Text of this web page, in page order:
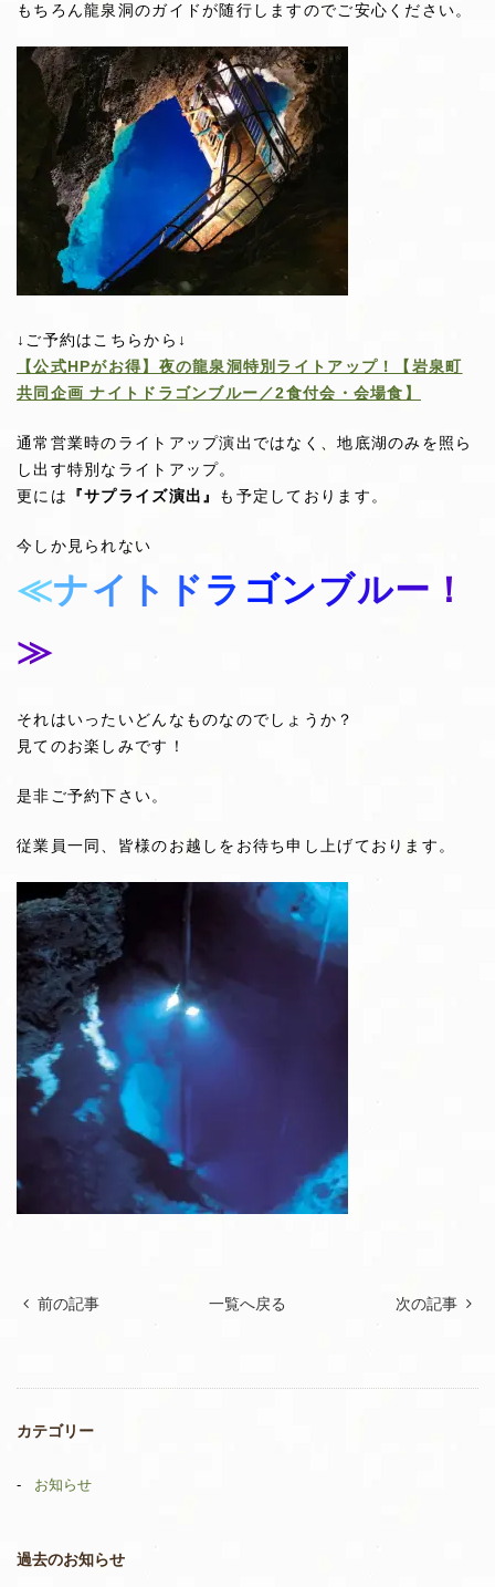
もちろん龍泉洞のガイドが随行しますのでご安心ください。
↓ご予約はこちらから↓
【公式HPがお得】夜の龍泉洞特別ライトアップ！【岩泉町
共同企画 ナイトドラゴンブルー／2食付会・会場食】
通常営業時のライトアップ演出ではなく、地底湖のみを照ら
し出す特別なライトアップ。
更には
『サプライズ演出』 も予定しております。
今しか見られない
≪ナイ ト ドラ ゴンブルー ！
≫
それはいったいどんなものなのでしょうか？
見てのお楽しみです！
是非ご予約下さい。
従業員一同、皆様のお越しをお待ち申し上げております。
前の記事 一覧へ戻る 次の記事
カテゴリー
お知らせ
過去のお知らせ